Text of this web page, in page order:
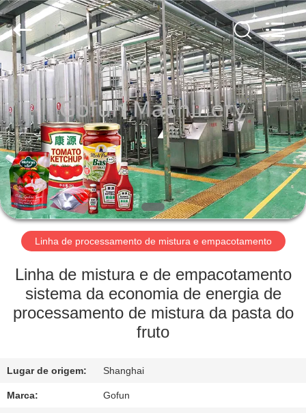
CASA
PRODUTOS
VÍDEOS
SHOW
DE
RV
SOBRE
NÓS
DA
FÁBRICA
Shanghai
Gofun
Machinery
Co.,
Ltd..
Rights
Reserved.
Linha de processamento de mistura e empacotamento
Linha de mistura e de empacotamento
sistema da economia de energia de
processamento de mistura da pasta do
fruto
Lugar de origem: Shanghai
Marca: Gofun